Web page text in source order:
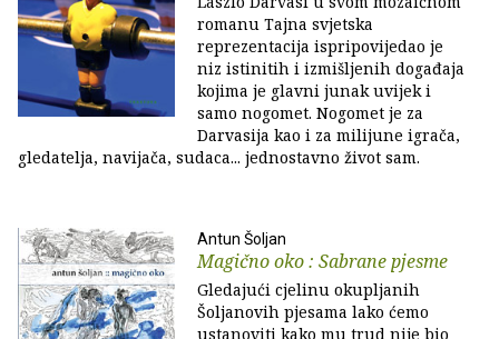
romanu Tajna svjetska
reprezentacija ispripovijedao je
niz istinitih i izmišljenih događaja
kojima je glavni junak uvijek i
samo nogomet. Nogomet je za
Darvasija kao i za milijune igrača,
gledatelja, navijača, sudaca... jednostavno život sam.
Antun Šoljan
Magično oko : Sabrane pjesme
Gledajući cjelinu okupljanih
Šoljanovih pjesama lako ćemo
ustanoviti kako mu trud nije bio